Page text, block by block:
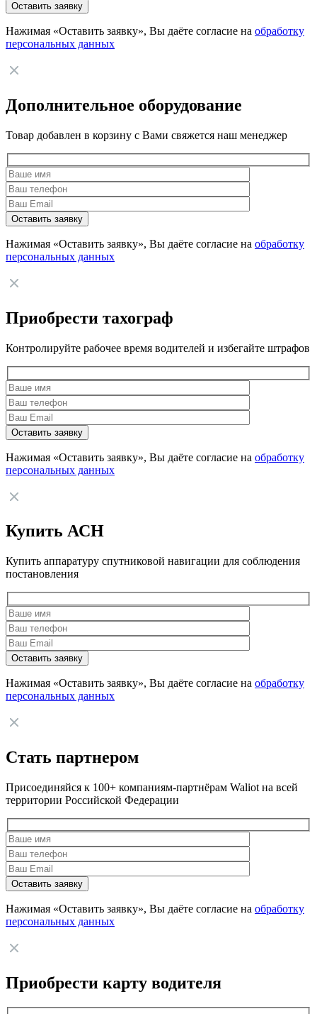
Нажимая «Оставить заявку», Вы даёте согласие на обработку
персональных данных
Дополнительное оборудование
Товар добавлен в корзину с Вами свяжется наш менеджер
Нажимая «Оставить заявку», Вы даёте согласие на обработку
персональных данных
Приобрести тахограф
Контролируйте рабочее время водителей и избегайте штрафов
Нажимая «Оставить заявку», Вы даёте согласие на обработку
персональных данных
Купить АСН
Купить аппаратуру спутниковой навигации для соблюдения
постановления
Нажимая «Оставить заявку», Вы даёте согласие на обработку
персональных данных
Стать партнером
Присоединяйся к 100+ компаниям-партнёрам Waliot на всей
территории Российской Федерации
Нажимая «Оставить заявку», Вы даёте согласие на обработку
персональных данных
Приобрести карту водителя